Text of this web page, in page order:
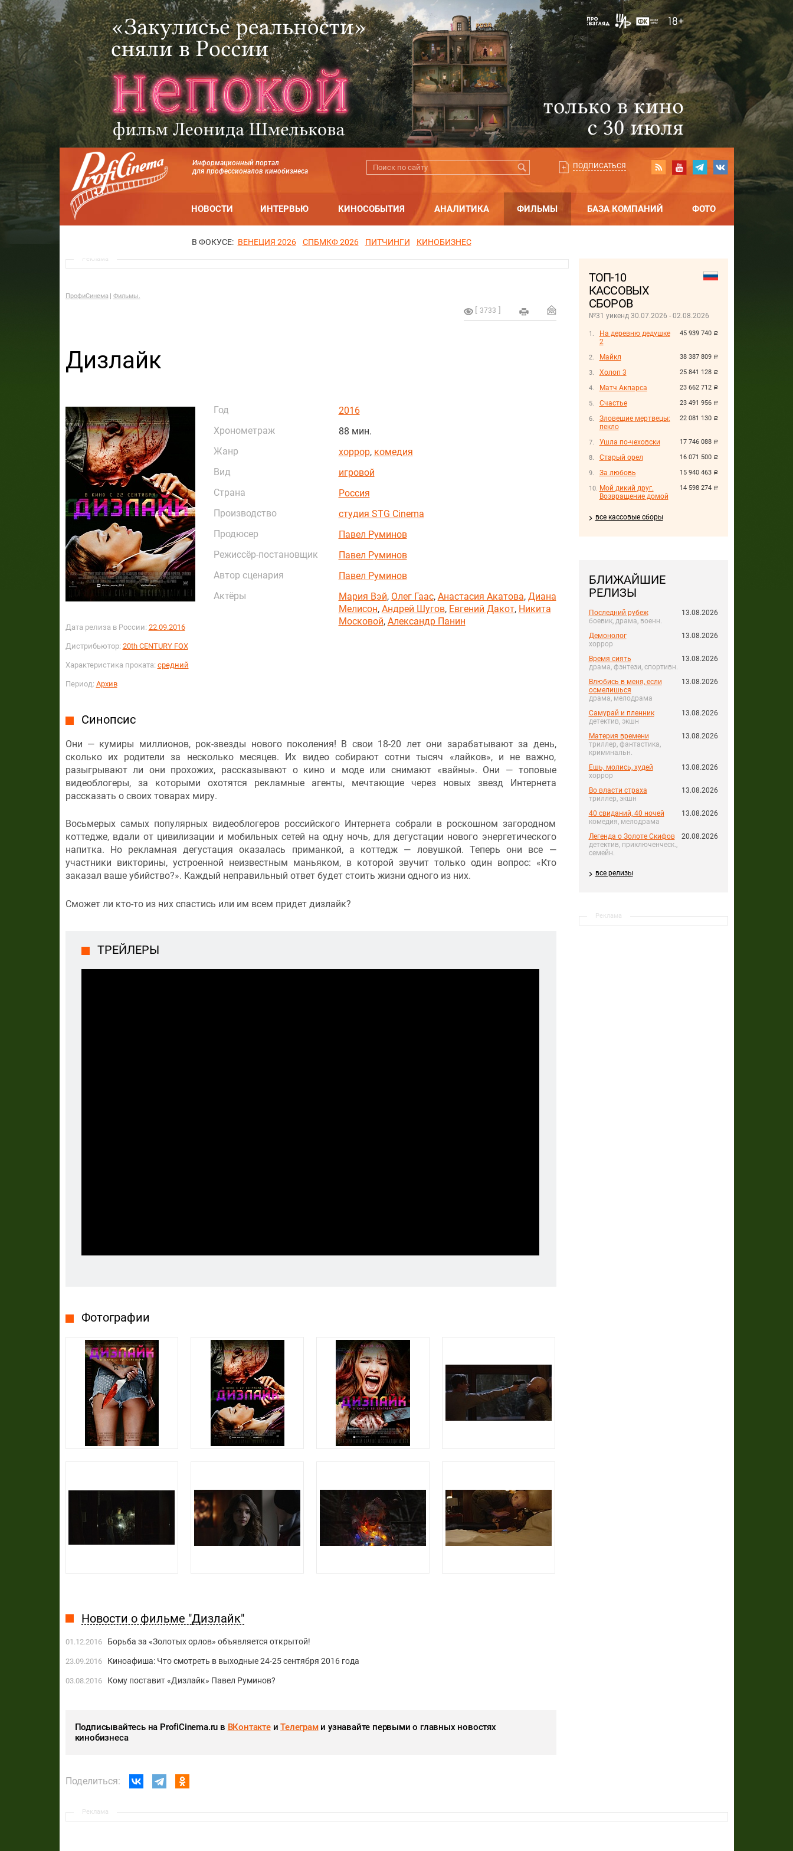
Информационный портал
для профессионалов кинобизнеса
ПОДПИСАТЬСЯ
НОВОСТИ ИНТЕРВЬЮ КИНОСОБЫТИЯ АНАЛИТИКА ФИЛЬМЫ БАЗА КОМПАНИЙ ФОТО
В ФОКУСЕ: ВЕНЕЦИЯ 2026 СПБМКФ 2026 ПИТЧИНГИ КИНОБИЗНЕС
ТОП-10
КАССОВЫХ
СБОРОВ
№31 уикенд 30.07.2026 - 02.08.2026
45 939 740 руб.
На деревню дедушке
2
38 387 809 руб.
Майкл
25 841 128 руб.
Холоп 3
23 662 712 руб.
Матч Акпарса
23 491 956 руб.
Счастье
22 081 130 руб.
Зловещие мертвецы:
пекло
17 746 088 руб.
Ушла по-чеховски
16 071 500 руб.
Старый орел
15 940 463 руб.
За любовь
14 598 274 руб.
Мой дикий друг.
Возвращение домой
все кассовые сборы
БЛИЖАЙШИЕ
РЕЛИЗЫ
Последний рубеж
боевик, драма, военн.
13.08.2026
Демонолог
хоррор
13.08.2026
Время сиять
драма, фэнтези, спортивн.
13.08.2026
Влюбись в меня, если
осмелишься
драма, мелодрама
13.08.2026
Самурай и пленник
детектив, экшн
13.08.2026
Материя времени
триллер, фантастика,
криминальн.
13.08.2026
Ешь, молись, худей
хоррор
13.08.2026
Во власти страха
триллер, экшн
13.08.2026
40 свиданий, 40 ночей
комедия, мелодрама
13.08.2026
Легенда о Золоте Скифов
детектив, приключенческ.,
семейн.
20.08.2026
все релизы
Реклама
Реклама
ПрофиСинема Фильмы.
3733
Дизлайк
Дата релиза в России: 22.09.2016
Дистрибьютор: 20th CENTURY FOX
Характеристика проката: средний
Период: Архив
Год
2016
Хронометраж
88 мин.
Жанр
хоррор, комедия
Вид
игровой
Страна
Россия
Производство
студия STG Cinema
Продюсер
Павел Руминов
Режиссёр-постановщик
Павел Руминов
Автор сценария
Павел Руминов
Актёры
Мария Вэй, Олег Гаас, Анастасия Акатова, Диана
Мелисон, Андрей Шугов, Евгений Дакот, Никита
Московой, Александр Панин
Синопсис
Они — кумиры миллионов, рок-звезды нового поколения! В свои 18-20 лет они зарабатывают за день,
сколько их родители за несколько месяцев. Их видео собирают сотни тысяч «лайков», и не важно,
разыгрывают ли они прохожих, рассказывают о кино и моде или снимают «вайны». Они — топовые
видеоблогеры, за которыми охотятся рекламные агенты, мечтающие через новых звезд Интернета
рассказать о своих товарах миру.
Восьмерых самых популярных видеоблогеров российского Интернета собрали в роскошном загородном
коттедже, вдали от цивилизации и мобильных сетей на одну ночь, для дегустации нового энергетического
напитка. Но рекламная дегустация оказалась приманкой, а коттедж — ловушкой. Теперь они все —
участники викторины, устроенной неизвестным маньяком, в которой звучит только один вопрос: «Кто
заказал ваше убийство?». Каждый неправильный ответ будет стоить жизни одного из них.
Сможет ли кто-то из них спастись или им всем придет дизлайк?
ТРЕЙЛЕРЫ
Фотографии
Новости о фильме "Дизлайк"
01.12.2016 Борьба за «Золотых орлов» объявляется открытой!
23.09.2016 Киноафиша: Что смотреть в выходные 24-25 сентября 2016 года
03.08.2016 Кому поставит «Дизлайк» Павел Руминов?
Подписывайтесь на ProfiCinema.ru в ВКонтактеиТелеграми узнавайте первыми о главных новостях
кинобизнеса
Поделиться:
Реклама